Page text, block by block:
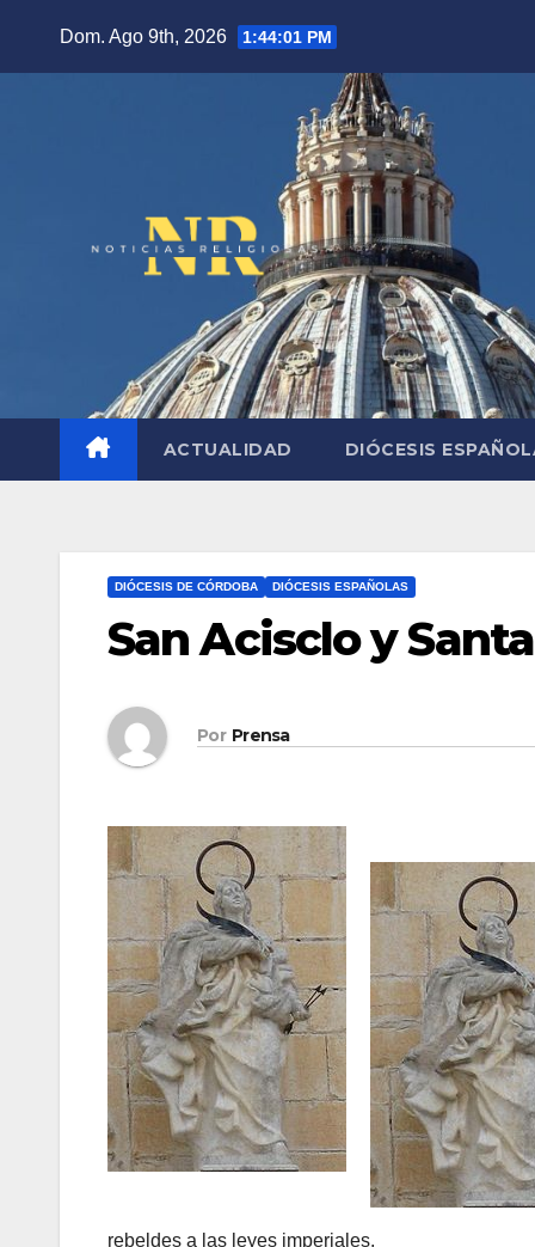
Dom. Ago 9th, 2026 1:44:02 PM
ACTUALIDAD DIÓCESIS
DIÓCESIS DE CÓRDOBA DIÓCESIS ESPAÑOLAS
San Acisclo y
Por Prensa
rebeldes a las leyes imperiales.